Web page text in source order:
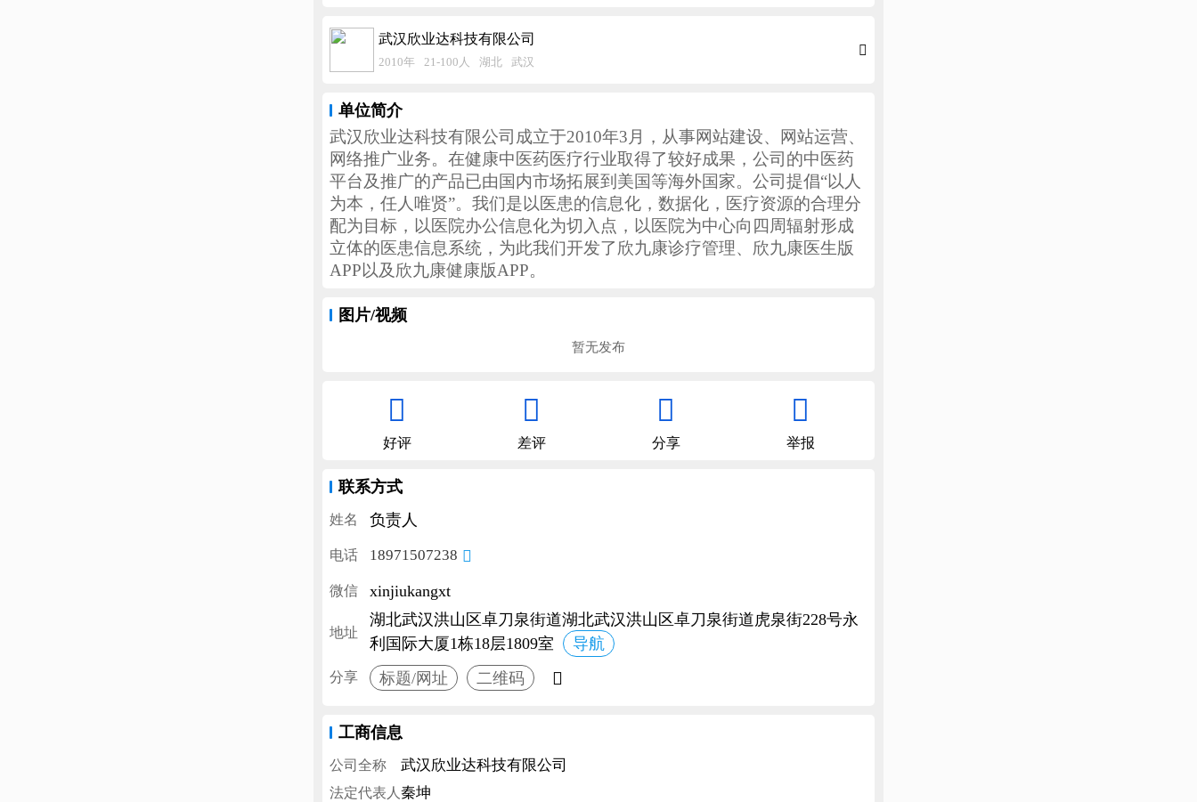
武汉欣业达科技有限公司
2010年 21-100人 湖北 武汉

单位简介
武汉欣业达科技有限公司成立于2010年3月，从事网站建设、网站运营、
网络推广业务。在健康中医药医疗行业取得了较好成果，公司的中医药
平台及推广的产品已由国内市场拓展到美国等海外国家。公司提倡“以人
为本，任人唯贤”。我们是以医患的信息化，数据化，医疗资源的合理分
配为目标，以医院办公信息化为切入点，以医院为中心向四周辐射形成
立体的医患信息系统，为此我们开发了欣九康诊疗管理、欣九康医生版
APP以及欣九康健康版APP。
图片/视频
暂无发布

好评

差评

分享

举报
联系方式
姓名 负责人
电话 18971507238 
微信 xinjiukangxt
地址
湖北武汉洪山区卓刀泉街道湖北武汉洪山区卓刀泉街道虎泉街228号永
利国际大厦1栋18层1809室
导航
分享 标题/网址 二维码 
工商信息
公司全称 武汉欣业达科技有限公司
法定代表人 秦坤